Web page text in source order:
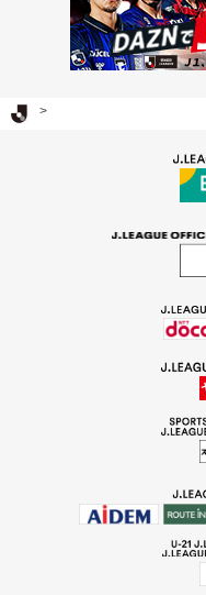
Ｊリーグ TOP